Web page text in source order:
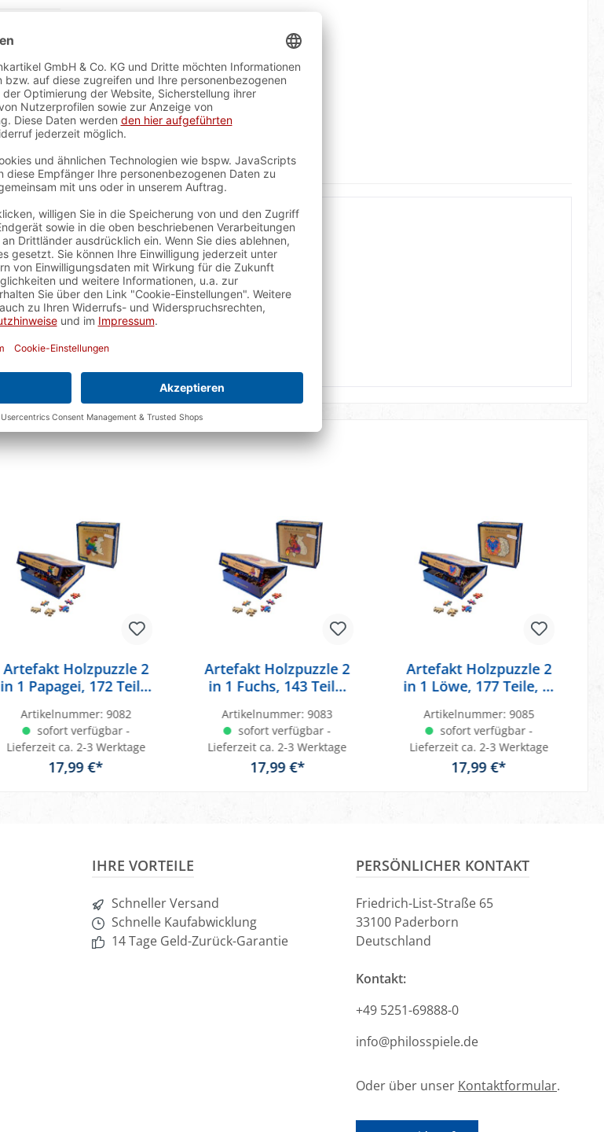
Artefakt Holzpuzzle 2
in 1 Papagei, 172 Teile,
Klappschachtel
Artikelnummer:9082
sofort verfügbar -
Lieferzeit ca. 2-3 Werktage
17,99 €*
Artefakt Holzpuzzle 2
in 1 Fuchs, 143 Teile,
Klappschachtel
Artikelnummer:9083
sofort verfügbar -
Lieferzeit ca. 2-3 Werktage
17,99 €*
Artefakt Holzpuzzle 2
in 1 Löwe, 177 Teile, in
Klappschachtel
Artikelnummer:9085
sofort verfügbar -
Lieferzeit ca. 2-3 Werktage
17,99 €*
IHRE VORTEILE
Schneller Versand
Schnelle Kaufabwicklung
14 Tage Geld-Zurück-Garantie
PERSÖNLICHER KONTAKT
Friedrich-List-Straße 65
33100 Paderborn
Deutschland
Kontakt:
+49 5251-69888-0
info@philosspiele.de
Oder über unser Kontaktformular.